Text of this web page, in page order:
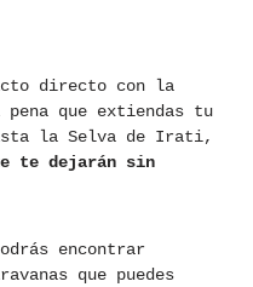
directo con la
que extiendas tu
la Selva de Irati,
te dejarán sin
encontrar
que puedes